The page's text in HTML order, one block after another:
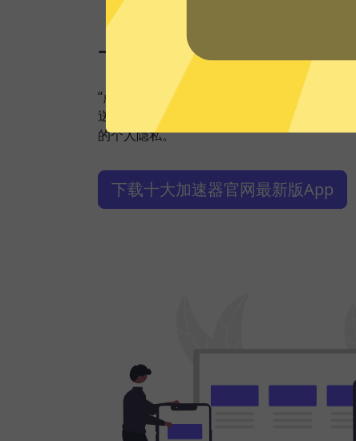
一键连接，无需任何
“点击加速”，一键轻松连接。不论您是观看视
送私密信息等，十大加速器都能轻松帮你搞
的个人隐私。
下载十大加速器官网最新版App